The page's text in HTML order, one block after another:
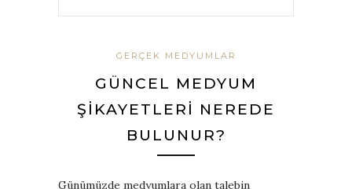
GERÇEK MEDYUMLAR
GÜNCEL MEDYUM
ŞIKAYETLERI NEREDE
BULUNUR?
Günümüzde medyumlara olan talebin